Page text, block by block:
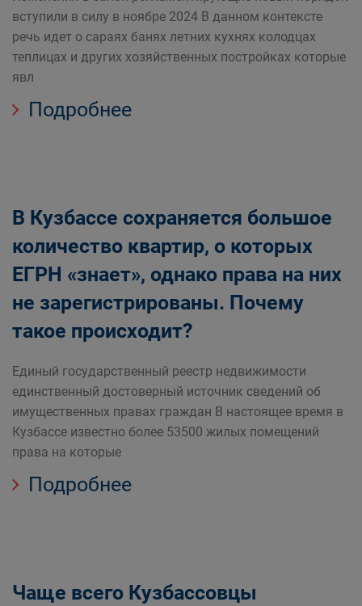
вступили в силу в ноябре 2024 В данном контексте
речь идет о сараях банях летних кухнях колодцах
теплицах и других хозяйственных постройках которые
явл
Подробнее
В Кузбассе сохраняется большое
количество квартир, о которых
ЕГРН «знает», однако права на них
не зарегистрированы. Почему
такое происходит?
Единый государственный реестр недвижимости
единственный достоверный источник сведений об
имущественных правах граждан В настоящее время в
Кузбассе известно более 53500 жилых помещений
права на которые
Подробнее
Чаще всего Кузбассовцы